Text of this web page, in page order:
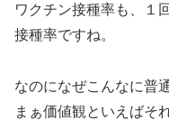
ワクチン接種率も、１
接種率ですね。
なのになぜこんなに普
まぁ価値観といえばそ